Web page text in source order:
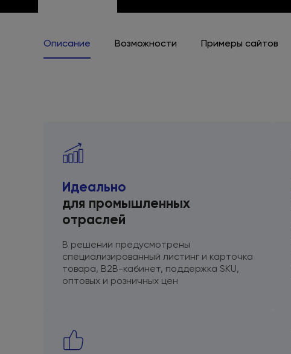
Описание Возможности Примеры сайтов
Идеально
для промышленных
отраслей
В решении предусмотрены
специализированный листинг и карточка
товара, B2B-кабинет, поддержка SKU,
оптовых и розничныхцен